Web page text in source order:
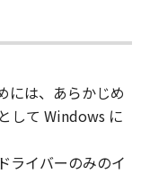
には、あらかじめ
して Windows に
ライバーのみのイ